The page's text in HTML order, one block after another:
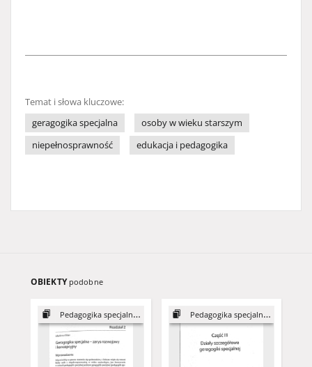
Temat i słowa kluczowe:
geragogika specjalna
osoby w wieku starszym
niepełnosprawność
edukacja i pedagogika
OBIEKTY podobne
Pedagogika specjalna osób... Pedagogika specjalna osób...